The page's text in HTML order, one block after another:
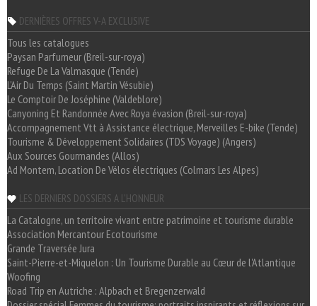
DERNIÈRES OFFRES V-A EXCLUSIVE
Tous les catalogues
Paysan Parfumeur (Breil-sur-roya)
Refuge De La Valmasque (Tende)
L'Air Du Temps (Saint Martin Vésubie)
Le Comptoir De Joséphine (Valdeblore)
Canyoning Et Randonnée Avec Roya évasion (Breil-sur-roya)
Accompagnement Vtt à Assistance électrique, Merveilles E-bike (Tende)
Tourisme & Développement Solidaires (TDS Voyage) (Angers)
Aux Sources Gourmandes (Allos)
Ad Montem, Location De Vélos électriques (Colmars Les Alpes)
LES DERNIERS DOSSIERS A L'HONNEUR
La Catalogne, un territoire vivant entre patrimoine et tourisme durable
Association Mercantour Ecotourisme
Grande Traversée Jura
Saint-Pierre-et-Miquelon : Un Tourisme Durable au Cœur de l'Atlantique
Woofing
Road Trip en Autriche : Alpbach et Bregenzerwald